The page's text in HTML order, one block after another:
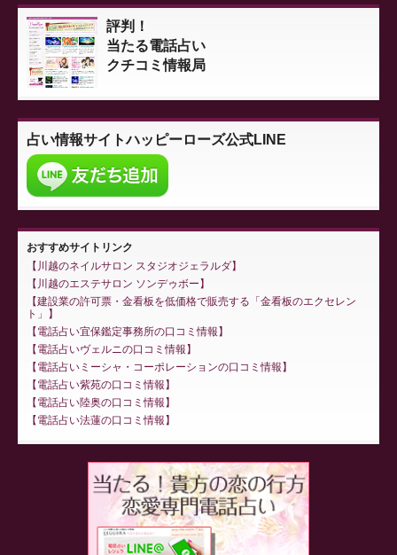
評判！
当たる電話占い
クチコミ情報局
占い情報サイトハッピーローズ公式LINE
おすすめサイトリンク
川越のネイルサロン スタジオジェラルダ
川越のエステサロン ソンデゥボー
建設業の許可票・金看板を低価格で販売する「金看板のエクセレン
ト」
電話占い宜保鑑定事務所の口コミ情報
電話占いヴェルニの口コミ情報
電話占いミーシャ・コーポレーションの口コミ情報
電話占い紫苑の口コミ情報
電話占い陸奥の口コミ情報
電話占い法蓮の口コミ情報